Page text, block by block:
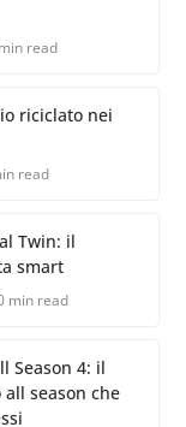
read
riciclato nei
read
Twin: il
smart
min read
Season 4: il
season che